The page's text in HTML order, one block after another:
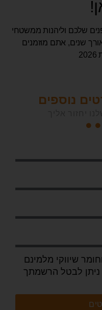
שלכם וליהנות ממשטחי
שנים, אתם מוזמנים
נוספים
שיווקי מלמינם
ניתן לבטל הרשמתך